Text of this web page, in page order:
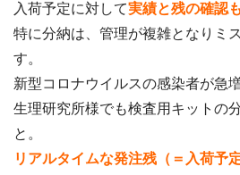
入荷予定に対して実績と残の確認
特に分納は、管理が複雑となりミ
す。
新型コロナウイルスの感染者が急
生理研究所様でも検査用キットの
と。
リアルタイムな発注残（＝入荷予